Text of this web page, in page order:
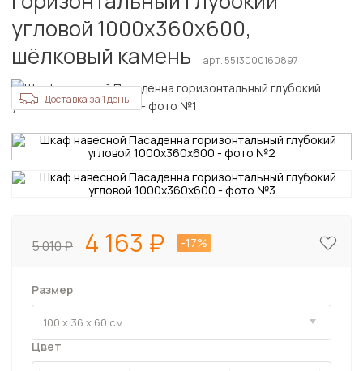
угловой 1000х360х600,
шёлковый камень
арт. 5513000160897
Доставка за 1 день
5 010 4 163 -17%
Размер
Цвет